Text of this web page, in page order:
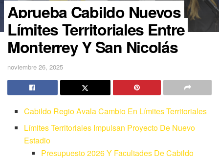
Aprueba Cabildo Nuevos
Límites Territoriales Entre
Monterrey Y San Nicolás
noviembre 26, 2025
Cabildo Regio Avala Cambio En Límites Territoriales
Límites Territoriales Impulsan Proyecto De Nuevo
Estadio
Presupuesto 2026 Y Facultades De Cabildo